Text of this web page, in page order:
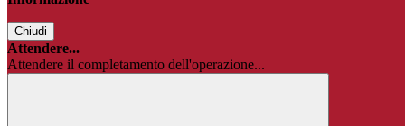
Chiudi
Attendere...
Attendere il completamento dell'operazione...